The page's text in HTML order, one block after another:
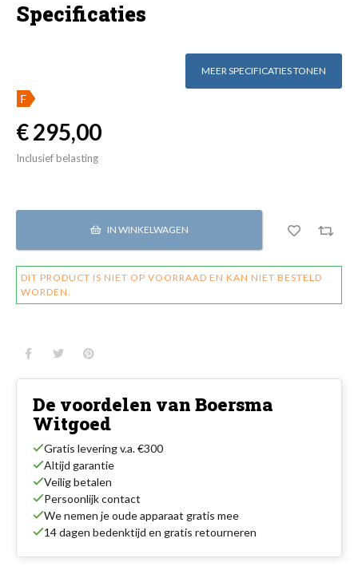
Specificaties
MEER SPECIFICATIES TONEN
€ 295,00
Inclusief belasting
IN WINKELWAGEN
DIT PRODUCT IS NIET OP VOORRAAD EN KAN NIET BESTELD
WORDEN.
De voordelen van Boersma
Witgoed
Gratis levering v.a. €300
Altijd garantie
Veilig betalen
Persoonlijk contact
We nemen je oude apparaat gratis mee
14 dagen bedenktijd en gratis retourneren